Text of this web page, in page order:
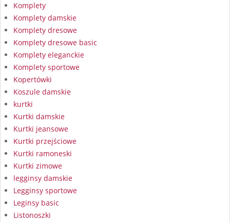
Komplety
Komplety damskie
Komplety dresowe
Komplety dresowe basic
Komplety eleganckie
Komplety sportowe
Kopertówki
Koszule damskie
kurtki
Kurtki damskie
Kurtki jeansowe
Kurtki przejściowe
Kurtki ramoneski
Kurtki zimowe
legginsy damskie
Legginsy sportowe
Leginsy basic
Listonoszki